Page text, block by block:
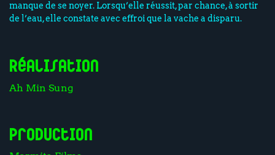
manque de se noyer. Lorsqu’elle réussit, par chance, à sortir
de l’eau, elle constate avec effroi que la vache a disparu.
Réalisation
Ah Min Sung
Production